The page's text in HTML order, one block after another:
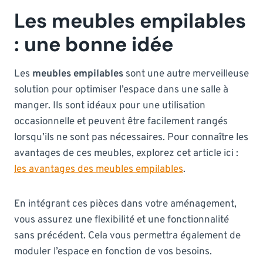
Les meubles empilables
: une bonne idée
Les meubles empilables sont une autre merveilleuse
solution pour optimiser l’espace dans une salle à
manger. Ils sont idéaux pour une utilisation
occasionnelle et peuvent être facilement rangés
lorsqu’ils ne sont pas nécessaires. Pour connaître les
avantages de ces meubles, explorez cet article ici :
les avantages des meubles empilables.
En intégrant ces pièces dans votre aménagement,
vous assurez une flexibilité et une fonctionnalité
sans précédent. Cela vous permettra également de
moduler l’espace en fonction de vos besoins.